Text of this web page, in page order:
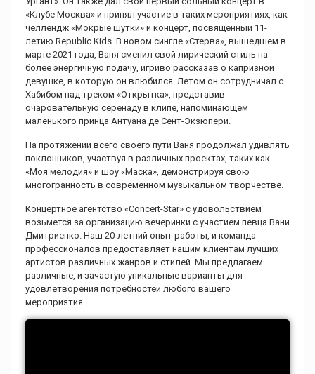
«Клубе Москва» и принял участие в таких мероприятиях, как
челлендж «Мокрые шутки» и концерт, посвященный 11-
летию Republic Kids. В новом сингле «Стерва», вышедшем в
марте 2021 года, Ваня сменил свой лирический стиль на
более энергичную подачу, игриво рассказав о капризной
девушке, в которую он влюбился. Летом он сотрудничал с
Хабибом над треком «Открытка», представив
очаровательную серенаду в клипе, напоминающем
маленького принца Антуана де Сент-Экзюпери.
На протяжении всего своего пути Ваня продолжал удивлять
поклонников, участвуя в различных проектах, таких как
«Моя мелодия» и шоу «Маска», демонстрируя свою
многогранность в современном музыкальном творчестве.
Концертное агентство «Concert-Star» с удовольствием
возьмется за организацию вечеринки с участием певца Вани
Дмитриенко. Наш 20-летний опыт работы, и команда
профессионалов предоставляет нашим клиентам лучших
артистов различных жанров и стилей. Мы предлагаем
различные, и зачастую уникальные варианты для
удовлетворения потребностей любого вашего
мероприятия.